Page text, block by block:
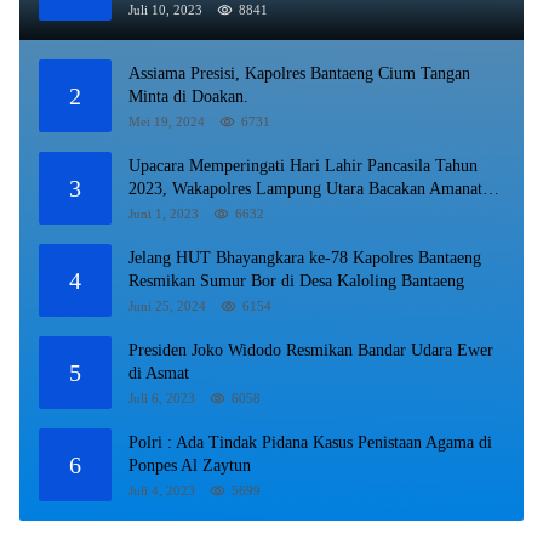
Juli 10, 2023 8841
2
Assiama Presisi, Kapolres Bantaeng Cium Tangan
Minta di Doakan.
Mei 19, 2024 6731
3
Upacara Memperingati Hari Lahir Pancasila Tahun
2023, Wakapolres Lampung Utara Bacakan Amanat
Kepala BPIP RI.
Juni 1, 2023 6632
4
Jelang HUT Bhayangkara ke-78 Kapolres Bantaeng
Resmikan Sumur Bor di Desa Kaloling Bantaeng
Juni 25, 2024 6154
5
Presiden Joko Widodo Resmikan Bandar Udara Ewer
di Asmat
Juli 6, 2023 6058
6
Polri : Ada Tindak Pidana Kasus Penistaan Agama di
Ponpes Al Zaytun
Juli 4, 2023 5699